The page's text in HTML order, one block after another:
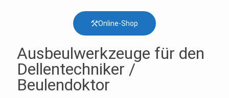
Online-Shop
Ausbeulwerkzeuge für den
Dellentechniker /
Beulendoktor